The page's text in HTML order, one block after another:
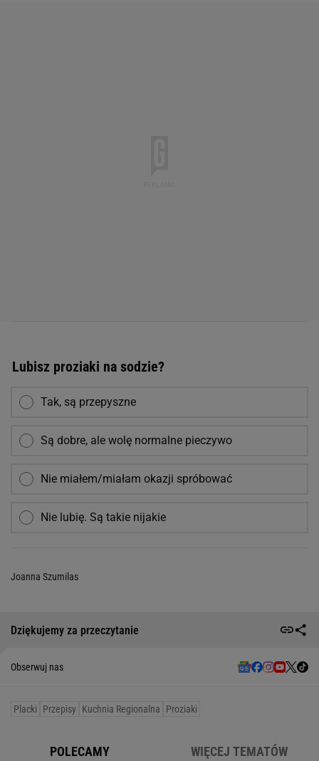
Lubisz proziaki na sodzie?
Tak, są przepyszne
Są dobre, ale wolę normalne pieczywo
Nie miałem/miałam okazji spróbować
Nie lubię. Są takie nijakie
Joanna Szumilas
Dziękujemy za przeczytanie
Obserwuj nas
Placki Przepisy Kuchnia Regionalna Proziaki
POLECAMY WIĘCEJ TEMATÓW